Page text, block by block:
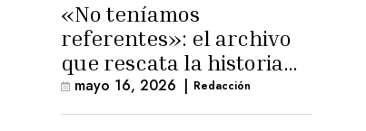
«No teníamos
referentes»: el archivo
que rescata la historia
trans masculina en
Latinoamérica
mayo 16, 2026 | Redacción